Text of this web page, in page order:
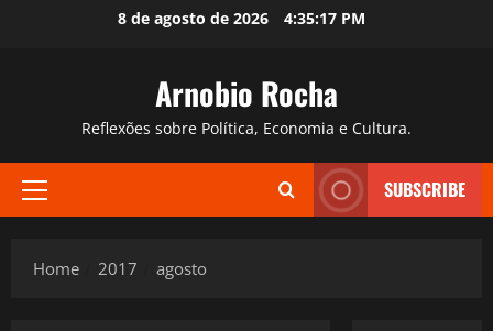
8 de agosto de 2026 4:35:18 PM
Arnobio Rocha
Reflexões sobre Política, Economia e Cultura.
Primary
SUBSCRIBE
Home 2017 agosto